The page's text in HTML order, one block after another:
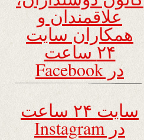
علاقمندان و
همکاران سایت
۲۴ ساعت
در Facebook
سایت ۲۴ ساعت
در Instagram